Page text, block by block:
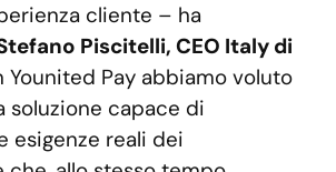
cliente – ha
Piscitelli, CEO Italy di
Younited Pay abbiamo voluto
soluzione capace di
esigenze reali dei